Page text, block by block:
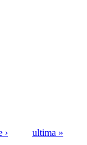
› ultima »